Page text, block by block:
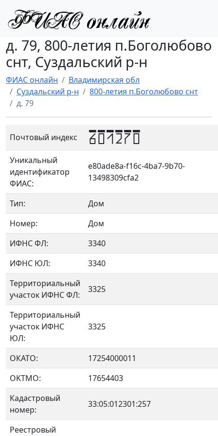
д. 79, 800-летия п.Боголюбово
снт, Суздальский р-н
ФИАС онлайн
Владимирская обл
Суздальский р-н
800-летия п.Боголюбово снт
д. 79
Почтовый индекс 601270
Уникальный
идентификатор
ФИАС:
e80ade8a-f16c-4ba7-9b70-
13498309cfa2
Тип:
Дом
Номер:
Дом
ИФНС ФЛ:
3340
ИФНС ЮЛ:
3340
Территориальный
участок ИФНС ФЛ:
3325
Территориальный
участок ИФНС
ЮЛ:
3325
ОКАТО:
17254000011
OKTMO:
17654403
Кадастровый
номер:
33:05:012301:257
Реестровый